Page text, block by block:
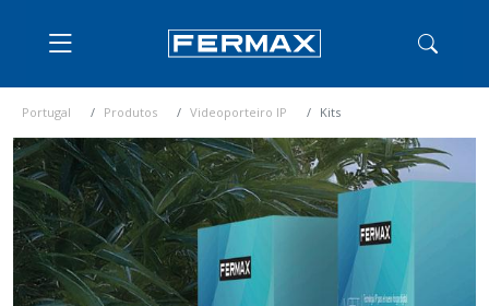
Portugal Produtos Videoporteiro IP Kits